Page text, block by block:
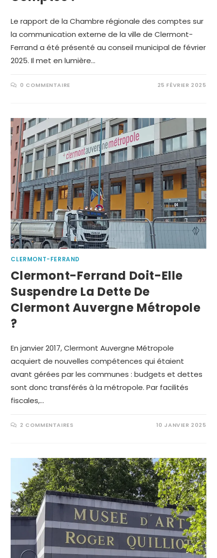
Le rapport de la Chambre régionale des comptes sur
la communication externe de la ville de Clermont-
Ferrand a été présenté au conseil municipal de février
2025. Il met en lumière…
0 COMMENTAIRE 25 FÉVRIER 2025
CLERMONT-FERRAND
Clermont-Ferrand Doit-Elle
Suspendre La Dette De
Clermont Auvergne Métropole
?
En janvier 2017, Clermont Auvergne Métropole
acquiert de nouvelles compétences qui étaient
avant gérées par les communes : budgets et dettes
sont donc transférés à la métropole. Par facilités
fiscales,…
2 COMMENTAIRES 10 JANVIER 2025